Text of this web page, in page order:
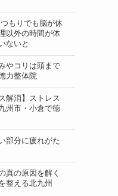
もりでも脳が休
以外の時間が体
ないと
やコリは頭まで
力整体院
解消】ストレス
州市・小倉で徳
部分に疲れがた
真の原因を解く
整える北九州